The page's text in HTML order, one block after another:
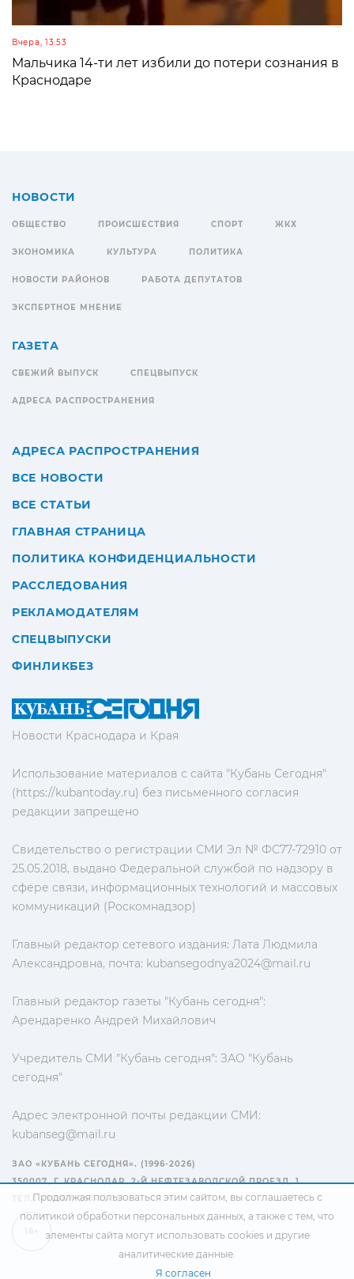
Вчера, 13:53
Мальчика 14-ти лет избили до потери сознания в
Краснодаре
Новости Краснодара и Края
Использование материалов с сайта "Кубань Сегодня"
(https://kubantoday.ru) без письменного согласия
редакции запрещено
Свидетельство о регистрации СМИ Эл № ФС77-72910 от
25.05.2018, выдано Федеральной службой по надзору в
сфере связи, информационных технологий и массовых
коммуникаций (Роскомнадзор)
Главный редактор сетевого издания: Лата Людмила
Александровна, почта: kubansegodnya2024@mail.ru
Главный редактор газеты "Кубань сегодня":
Арендаренко Андрей Михайлович
Учредитель СМИ "Кубань сегодня": ЗАО "Кубань
сегодня"
Адрес электронной почты редакции СМИ:
kubanseg@mail.ru
НОВОСТИ
ОБЩЕСТВО ПРОИСШЕСТВИЯ СПОРТ ЖКХ
ЭКОНОМИКА КУЛЬТУРА ПОЛИТИКА
НОВОСТИ РАЙОНОВ РАБОТА ДЕПУТАТОВ
ЭКСПЕРТНОЕ МНЕНИЕ
ГАЗЕТА
СВЕЖИЙ ВЫПУСК СПЕЦВЫПУСК
АДРЕСА РАСПРОСТРАНЕНИЯ
АДРЕСА РАСПРОСТРАНЕНИЯ
ВСЕ НОВОСТИ
ВСЕ СТАТЬИ
ГЛАВНАЯ СТРАНИЦА
ПОЛИТИКА КОНФИДЕНЦИАЛЬНОСТИ
РАССЛЕДОВАНИЯ
РЕКЛАМОДАТЕЛЯМ
СПЕЦВЫПУСКИ
ФИНЛИКБЕЗ
ЗАО «КУБАНЬ СЕГОДНЯ». (1996-2026)
350007, Г. КРАСНОДАР, 2-Й НЕФТЕЗАВОДСКОЙ ПРОЕЗД, 1
ТЕЛ.: +7(861) 267-15-15
Продолжая пользоваться этим сайтом, вы соглашаетесь с
политикой обработки персональных данных, а также с тем, что
элементы сайта могут использовать cookies и другие
аналитические данные.
Я согласен